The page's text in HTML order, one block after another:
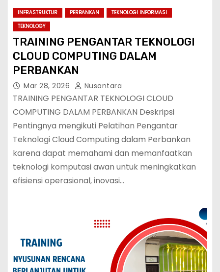
INFRASTRUKTUR PERBANKAN
TEKNOLOGI INFORMASI
TEKNOLOGY
TRAINING PENGANTAR TEKNOLOGI
CLOUD COMPUTING DALAM
PERBANKAN
Mar 28, 2026 Nusantara
TRAINING PENGANTAR TEKNOLOGI CLOUD
COMPUTING DALAM PERBANKAN Deskripsi
Pentingnya mengikuti Pelatihan Pengantar
Teknologi Cloud Computing dalam Perbankan
karena dapat memahami dan memanfaatkan
teknologi komputasi awan untuk meningkatkan
efisiensi operasional, inovasi…